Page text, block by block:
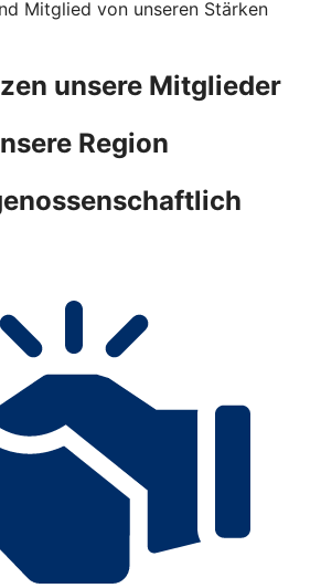
Mitglied von unseren Stärken
unsere Mitglieder
Region